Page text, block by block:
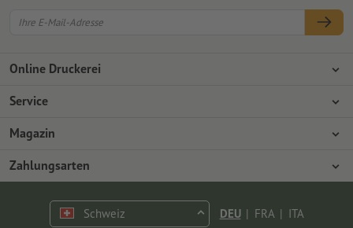
Online Druckerei
Über Onlineprinters
Presse
Umweltschutz
Service
Zahlungsarten
Versand
op.premium
Magazin
Design
Druck & Insights
Zahlungsarten
Schweiz DEU | FRA | ITA